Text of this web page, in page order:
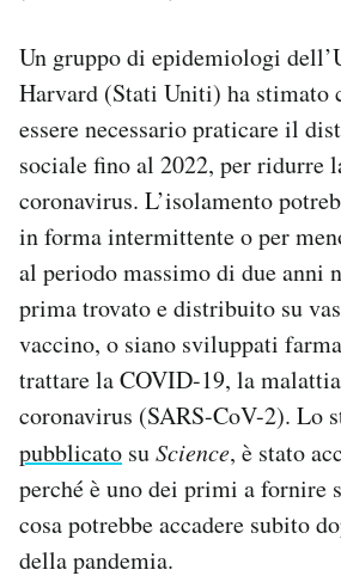
CALENDARIO
AREA PERSONALE
Area Personale
Newsletter
Hai bisogno di aiuto?
Esci
Un gruppo di epidemiologi
Harvard (Stati Uniti) ha stimato
essere necessario praticare il
sociale fino al 2022, per ridurre
coronavirus. L’isolamento
in forma intermittente o per
al periodo massimo di due anni
prima trovato e distribuito su
vaccino, o siano sviluppati
trattare la COVID-19, la
coronavirus (SARS-CoV-2). Lo
pubblicato suScience, è stato
perché è uno dei primi a fornire
cosa potrebbe accadere subito
della pandemia.